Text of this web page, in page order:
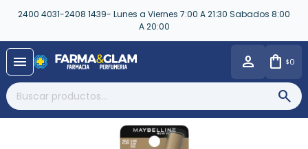
2400 4031-2408 1439- Lunes a Viernes 7:00 A 21:30 Sabados 8:00
A 20:00
menu $0